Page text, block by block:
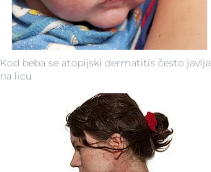
Kod beba se atopijski dermatitis često javlja
na licu